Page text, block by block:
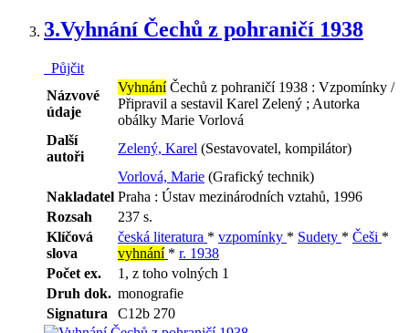
3.Vyhnání Čechů z pohraničí 1938
Půjčit
Názvové
údaje
VyhnáníČechů z pohraničí 1938 : Vzpomínky /
Připravil a sestavil Karel Zelený ; Autorka
obálky Marie Vorlová
Další
autoři
Zelený, Karel (Sestavovatel, kompilátor)
Vorlová, Marie (Grafický technik)
Nakladatel Praha : Ústav mezinárodních vztahů, 1996
Rozsah
237 s.
Klíčová
slova
česká literatura * vzpomínky * Sudety * Češi *
vyhnání * r. 1938
Počet ex.
1, z toho volných 1
Druh dok. monografie
Signatura
C12b 270